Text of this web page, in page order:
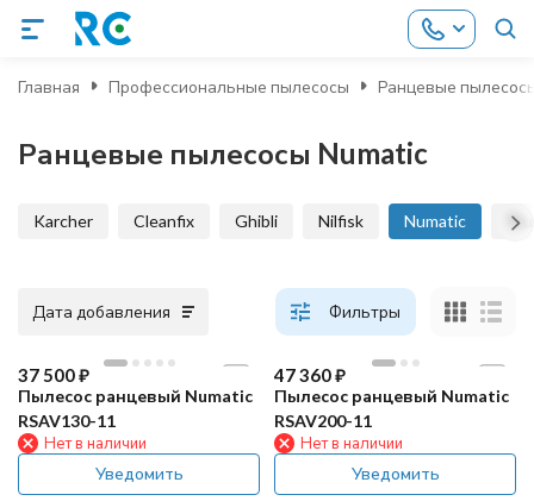
Главная Профессиональные пылесосы Ранцевые
Ранцевые пылесосы Numatic
Karcher Cleanfix Ghibli Nilfisk Numatic
Дата добавления Фильтры
37 500₽
Пылесос ранцевый Numatic
RSAV130-11
Нет в наличии
Уведомить
47 360₽
Пылесос ранцевый Numatic
RSAV200-11
Нет в наличии
Уведомить